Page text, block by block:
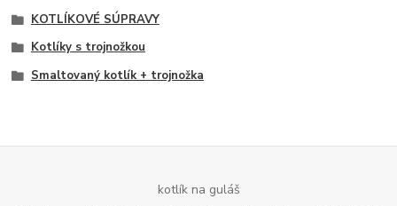
KOTLÍKOVÉ SÚPRAVY
Kotlíky s trojnožkou
Smaltovaný kotlík + trojnožka
kotlík na guláš